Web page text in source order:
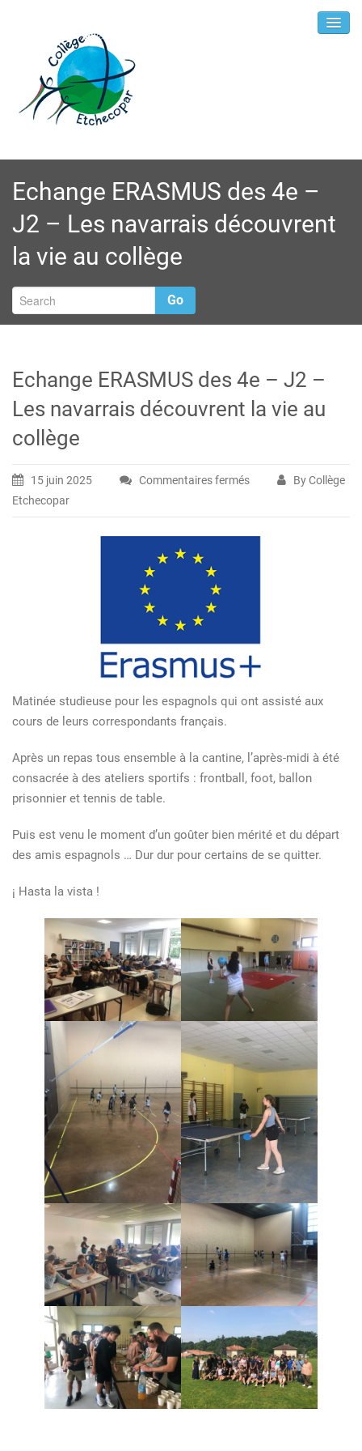
Echange ERASMUS des 4e –
J2 – Les navarrais découvrent
la vie au collège
Go
Echange ERASMUS des 4e – J2 –
Les navarrais découvrent la vie au
collège
15 juin 2025 Commentaires ferméssur
Les
navarrais
la
collège
By Collège
Etchecopar
Matinée studieuse pour les espagnols qui ont assisté aux
cours de leurs correspondants français.
Après un repas tous ensemble à la cantine, l’après-midi à été
consacrée à des ateliers sportifs : frontball, foot, ballon
prisonnier et tennis de table.
Puis est venu le moment d’un goûter bien mérité et du départ
des amis espagnols … Dur dur pour certains de se quitter.
¡ Hasta la vista !